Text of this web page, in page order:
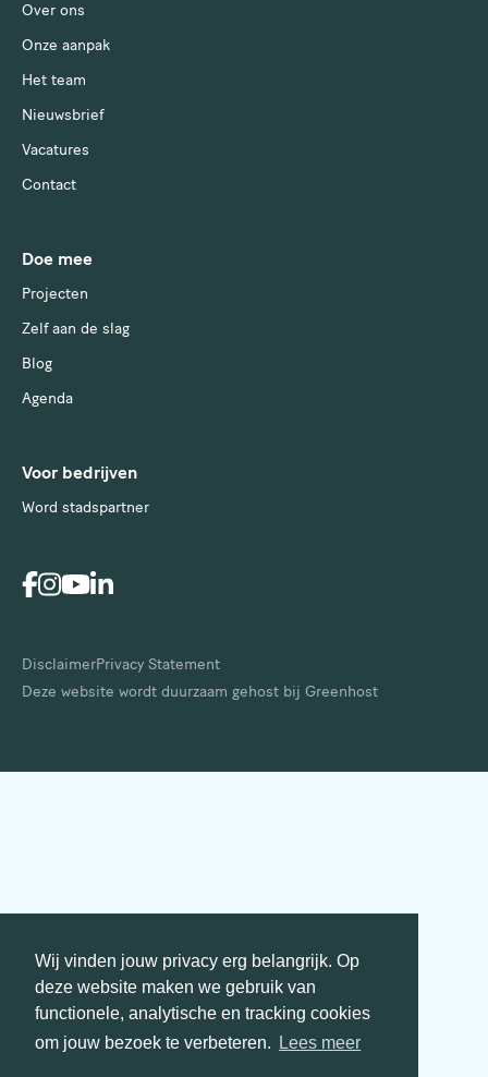
Wij vinden jouw privacy erg belangrijk. Op
deze website maken we gebruik van
functionele, analytische en tracking cookies
om jouw bezoek te verbeteren.
Lees meer
Over ons
Onze aanpak
Het team
Nieuwsbrief
Vacatures
Contact
Doe mee
Projecten
Zelf aan de slag
Blog
Agenda
Voor bedrijven
Word stadspartner
DisclaimerPrivacy Statement
Deze website wordt duurzaam gehost bij Greenhost